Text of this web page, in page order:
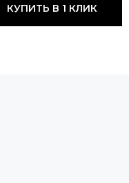
КУПИТЬ В 1 КЛИК